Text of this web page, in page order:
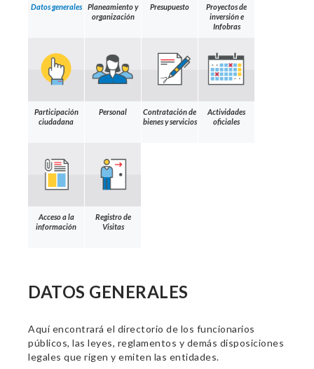
Datos generales
Planeamiento y
organización
Presupuesto
Proyectos de
inversión e
Infobras
Participación
ciudadana
Personal
Contratación de
bienes y servicios
Actividades
oficiales
Acceso a la
información
Registro de
Visitas
DATOS GENERALES
Aquí encontrará el directorio de los funcionarios
públicos, las leyes, reglamentos y demás disposiciones
legales que rigen y emiten las entidades.